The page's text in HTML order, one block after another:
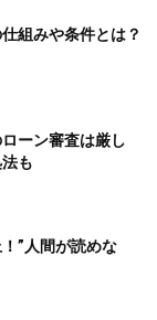
組みや条件とは？
ーン審査は厳し
も
”人間が読めな